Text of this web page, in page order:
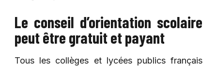
Le conseil d’orientation scolaire
peut être gratuit et payant
Tous les collèges et lycées publics français